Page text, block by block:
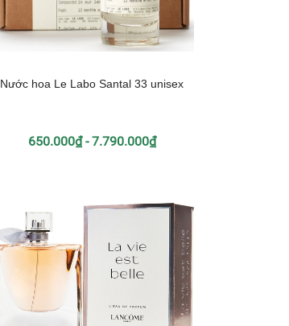
Nước hoa Le Labo Santal 33 unisex
650.000₫ - 7.790.000₫